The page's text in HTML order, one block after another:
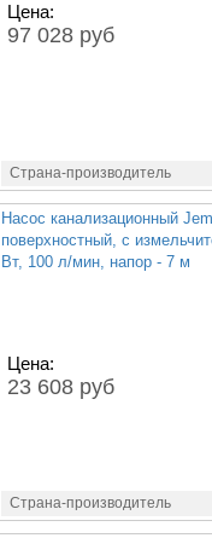
Цена:
97 028 руб
Страна-производитель
Насос канализационный
поверхностный, с
Вт, 100 л/мин, напор - 7 м
Цена:
23 608 руб
Страна-производитель